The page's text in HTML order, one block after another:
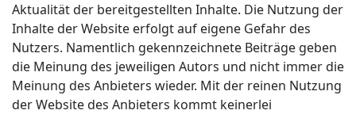
Aktualität der bereitgestellten Inhalte. Die Nutzung der
Inhalte der Website erfolgt auf eigene Gefahr des
Nutzers. Namentlich gekennzeichnete Beiträge geben
die Meinung des jeweiligen Autors und nicht immer die
Meinung des Anbieters wieder. Mit der reinen Nutzung
der Website des Anbieters kommt keinerlei